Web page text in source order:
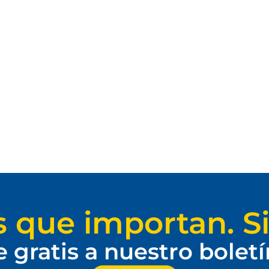
que importan.
gratis a nuestro